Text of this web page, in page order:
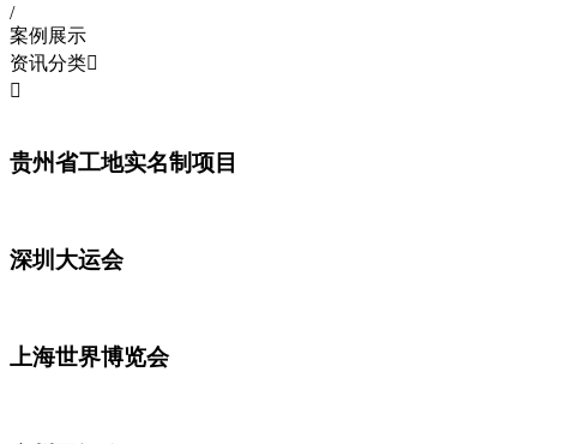
/
案例展示
资讯分类

贵州省工地实名制项目
深圳大运会
上海世界博览会